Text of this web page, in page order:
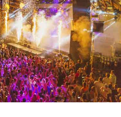
15:00 15:30
17:00 17:30
19:00 19:30
21:00 21:30
23:00 23:30